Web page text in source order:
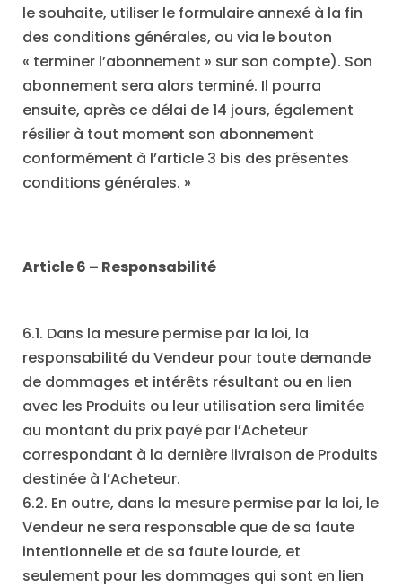
le souhaite, utiliser le formulaire annexé à la fin
des conditions générales, ou via le bouton
« terminer l’abonnement » sur son compte). Son
abonnement sera alors terminé. Il pourra
ensuite, après ce délai de 14 jours, également
résilier à tout moment son abonnement
conformément à l’article 3 bis des présentes
conditions générales. »
Article 6 – Responsabilité
6.1. Dans la mesure permise par la loi, la
responsabilité du Vendeur pour toute demande
de dommages et intérêts résultant ou en lien
avec les Produits ou leur utilisation sera limitée
au montant du prix payé par l’Acheteur
correspondant à la dernière livraison de Produits
destinée à l’Acheteur.
6.2. En outre, dans la mesure permise par la loi, le
Vendeur ne sera responsable que de sa faute
intentionnelle et de sa faute lourde, et
seulement pour les dommages qui sont en lien